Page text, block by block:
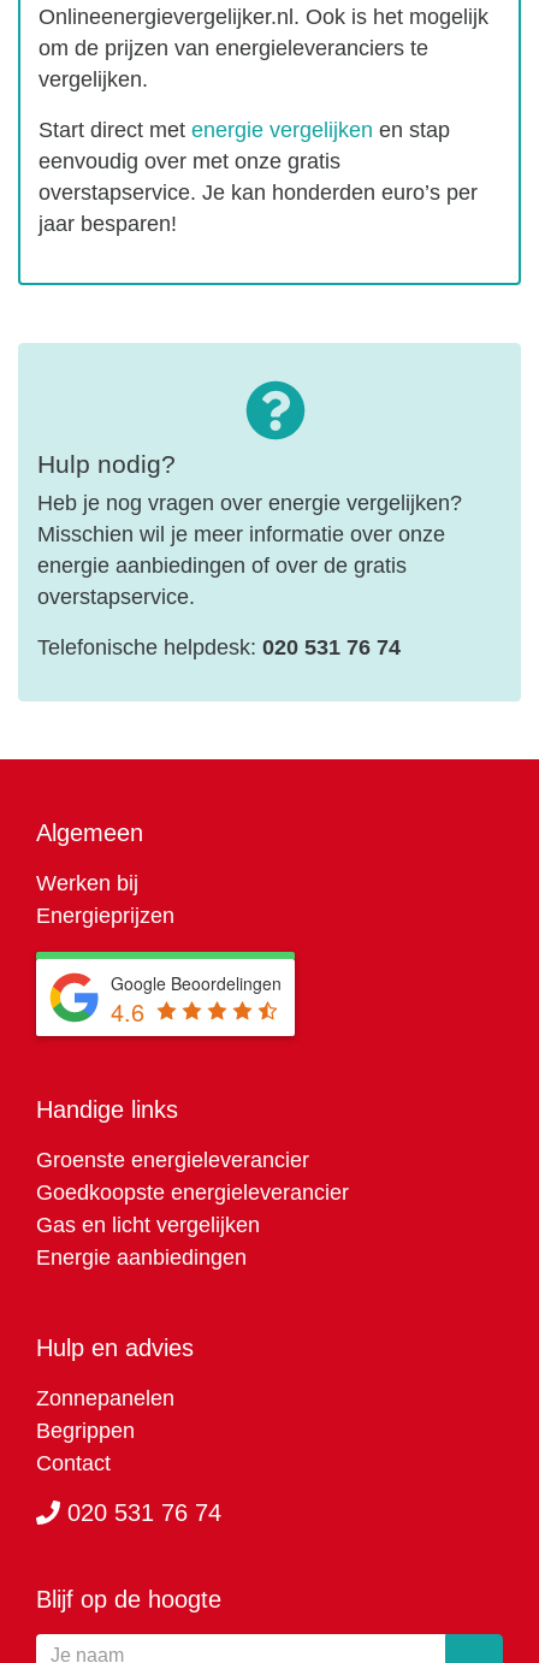
Onlineenergievergelijker.nl. Ook is het mogelijk
om de prijzen van energieleveranciers te
vergelijken.
Start direct met energie vergelijken en stap
eenvoudig over met onze gratis
overstapservice. Je kan honderden euro’s per
jaar besparen!
Hulp nodig?
Heb je nog vragen over energie vergelijken?
Misschien wil je meer informatie over onze
energie aanbiedingen of over de gratis
overstapservice.
Telefonische helpdesk: 020 531 76 74
Algemeen
Werken bij
Energieprijzen
Google Beoordelingen
4.6
Handige links
Groenste energieleverancier
Goedkoopste energieleverancier
Gas en licht vergelijken
Energie aanbiedingen
Hulp en advies
Zonnepanelen
Begrippen
Contact
020 531 76 74
Blijf op de hoogte